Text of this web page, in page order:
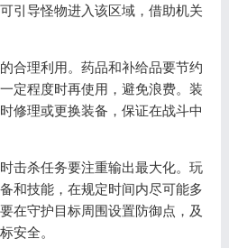
引导怪物进入该区域，借助机关
理利用。药品和补给品要节约
定程度时再使用，避免浪费。装
修理或更换装备，保证在战斗中
杀任务要注重输出最大化。玩
和技能，在规定时间内尽可能多
在守护目标周围设置防御点，及
安全。